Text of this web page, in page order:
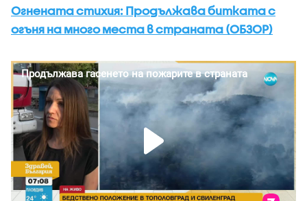
Огнената стихия: Продължава битката с
огъня на много места в страната (ОБЗОР)